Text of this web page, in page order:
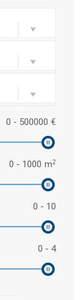
€
0 - 500000
m2
0 - 1000
0 - 10
0 - 4